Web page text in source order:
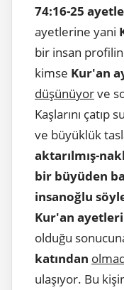
74:16-25
ayetlerine yani
bir insan
kimse Kur'an
düşünüyorve
Kaşlarını çatıp
ve büyüklük
aktarılmış-
bir büyüden
insanoğlu
Kur'an
olduğu
katından
ulaşıyor. Bu